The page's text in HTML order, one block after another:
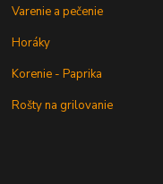
Varenie a pečenie
Horáky
Korenie - Paprika
Rošty na grilovanie